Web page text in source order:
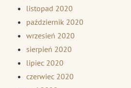
listopad 2020
październik 2020
wrzesień 2020
sierpień 2020
lipiec 2020
czerwiec 2020